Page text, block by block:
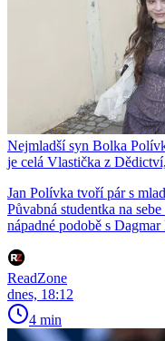
Nejmladší syn Bolka
je celá Vlastička z
Jan Polívka tvoří pár s
Půvabná studentka na
nápadné podobě s
ReadZone
dnes, 18:12
4 min